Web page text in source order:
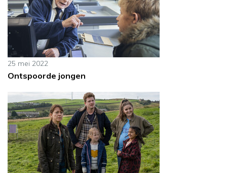
25 mei 2022
Ontspoorde jongen